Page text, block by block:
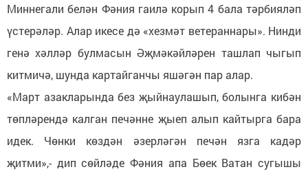
Миннегали белән Фәния гаилә корып 4 бала тәрбияләп
үстерәләр. Алар икесе дә «хезмәт ветераннары». Нинди
генә хәлләр булмасын Әҗмәкәйләрен ташлап чыгып
китмичә, шунда картайганчы яшәгән пар алар.
«Март азакларында без җыйнаулашып, болынга кибән
төпләрендә калган печәнне җыеп алып кайтырга бара
идек. Чөнки көздән әзерләгән печән язга кадәр
җитми»,- дип сөйләде Фәния апа Бөек Ватан сугышы